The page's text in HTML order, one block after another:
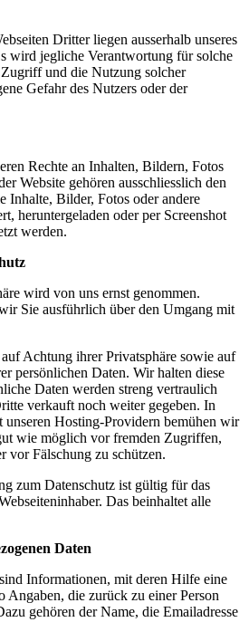
Dritter liegen ausserhalb unseres
wird jegliche Verantwortung für solche
und die Nutzung solcher
Gefahr des Nutzers oder der
Rechte an Inhalten, Bildern, Fotos
Website gehören ausschliesslich den
Inhalte, Bilder, Fotos oder andere
heruntergeladen oder per Screenshot
werden.
wird von uns ernst genommen.
Sie ausführlich über den Umgang mit
Achtung ihrer Privatsphäre sowie auf
persönlichen Daten. Wir halten diese
Daten werden streng vertraulich
verkauft noch weiter gegeben. In
unseren Hosting-Providern bemühen wir
wie möglich vor fremden Zugriffen,
vor Fälschung zu schützen.
zum Datenschutz ist gültig für das
Das beinhaltet alle
Daten
Informationen, mit deren Hilfe eine
Angaben, die zurück zu einer Person
gehören der Name, die Emailadresse